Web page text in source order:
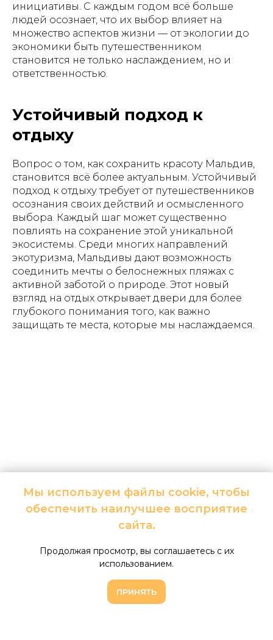
Мы используем файлы cookie, чтобы
обеспечить наилучшее восприятие
сайта.
Продолжая просмотр, вы соглашаетесь с их
использованием.
ПРИНЯТЬ
инициативы. С каждым годом всё больше
людей осознает, что их выбор влияет на
множество аспектов жизни — от экологии до
экономики быть путешественником
становится не только наслаждением, но и
ответственностью.
Устойчивый подход к
отдыху
Вопрос о том, как сохранить красоту Мальдив,
становится всё более актуальным. Устойчивый
подход к отдыху требует от путешественников
осознания своих действий и осмысленного
выбора. Каждый шаг может существенно
повлиять на сохранение этой уникальной
экосистемы. Среди многих направлений
экотуризма, Мальдивы дают возможность
соединить мечты о белоснежных пляжах с
активной заботой о природе. Этот новый
взгляд на отдых открывает двери для более
глубокого понимания того, как важно
защищать те места, которые мы наслаждаемся.